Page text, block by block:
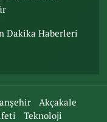
Dakika Haberleri
Akçakale
Teknoloji